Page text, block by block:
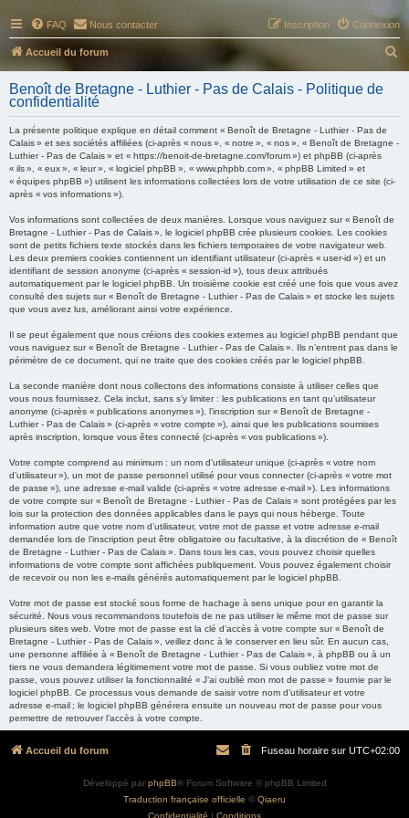
FAQ Nous contacter Connexion
Inscription
Accueil du forum
e
h
Benoît de Bretagne - Luthier - Pas de Calais - Politique de
confidentialité
La présente politique explique en détail comment « Benoît de Bretagne - Luthier - Pas de
Calais » et ses sociétés affiliées (ci-après « nous », « notre », « nos », « Benoît de Bretagne -
Luthier - Pas de Calais » et « https://benoit-de-bretagne.com/forum ») et phpBB (ci-après
« ils », « eux », « leur », « logiciel phpBB », « www.phpbb.com », « phpBB Limited » et
« équipes phpBB ») utilisent les informations collectées lors de votre utilisation de ce site (ci-
après « vos informations »).
Vos informations sont collectées de deux manières. Lorsque vous naviguez sur « Benoît de
Bretagne - Luthier - Pas de Calais », le logiciel phpBB crée plusieurs cookies. Les cookies
sont de petits fichiers texte stockés dans les fichiers temporaires de votre navigateur web.
Les deux premiers cookies contiennent un identifiant utilisateur (ci-après « user-id ») et un
identifiant de session anonyme (ci-après « session-id »), tous deux attribués
automatiquement par le logiciel phpBB. Un troisième cookie est créé une fois que vous avez
consulté des sujets sur « Benoît de Bretagne - Luthier - Pas de Calais » et stocke les sujets
que vous avez lus, améliorant ainsi votre expérience.
Il se peut également que nous créions des cookies externes au logiciel phpBB pendant que
vous naviguez sur « Benoît de Bretagne - Luthier - Pas de Calais ». Ils n’entrent pas dans le
périmètre de ce document, qui ne traite que des cookies créés par le logiciel phpBB.
La seconde manière dont nous collectons des informations consiste à utiliser celles que
vous nous fournissez. Cela inclut, sans s’y limiter : les publications en tant qu’utilisateur
anonyme (ci-après « publications anonymes »), l’inscription sur « Benoît de Bretagne -
Luthier - Pas de Calais » (ci-après « votre compte »), ainsi que les publications soumises
après inscription, lorsque vous êtes connecté (ci-après « vos publications »).
Votre compte comprend au minimum : un nom d’utilisateur unique (ci-après « votre nom
d’utilisateur »), un mot de passe personnel utilisé pour vous connecter (ci-après « votre mot
de passe »), une adresse e-mail valide (ci-après « votre adresse e-mail »). Les informations
de votre compte sur « Benoît de Bretagne - Luthier - Pas de Calais » sont protégées par les
lois sur la protection des données applicables dans le pays qui nous héberge. Toute
information autre que votre nom d’utilisateur, votre mot de passe et votre adresse e-mail
demandée lors de l’inscription peut être obligatoire ou facultative, à la discrétion de « Benoît
de Bretagne - Luthier - Pas de Calais ». Dans tous les cas, vous pouvez choisir quelles
informations de votre compte sont affichées publiquement. Vous pouvez également choisir
de recevoir ou non les e-mails générés automatiquement par le logiciel phpBB.
Votre mot de passe est stocké sous forme de hachage à sens unique pour en garantir la
sécurité. Nous vous recommandons toutefois de ne pas utiliser le même mot de passe sur
plusieurs sites web. Votre mot de passe est la clé d’accès à votre compte sur « Benoît de
Bretagne - Luthier - Pas de Calais », veillez donc à le conserver en lieu sûr. En aucun cas,
une personne affiliée à « Benoît de Bretagne - Luthier - Pas de Calais », à phpBB ou à un
tiers ne vous demandera légitimement votre mot de passe. Si vous oubliez votre mot de
passe, vous pouvez utiliser la fonctionnalité « J’ai oublié mon mot de passe » fournie par le
logiciel phpBB. Ce processus vous demande de saisir votre nom d’utilisateur et votre
adresse e-mail ; le logiciel phpBB générera ensuite un nouveau mot de passe pour vous
permettre de retrouver l’accès à votre compte.
Accueil du forum Fuseau horaire sur UTC+02:00
Développé par phpBB® Forum Software © phpBB Limited
Traduction française officielle © Qiaeru
Confidentialité | Conditions